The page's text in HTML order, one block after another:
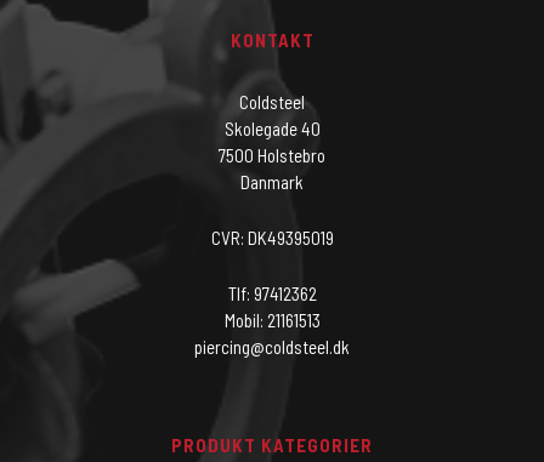
KONTAKT
Coldsteel
Skolegade 40
7500 Holstebro
Danmark
CVR: DK49395019
Tlf: 97412362
Mobil: 21161513
piercing@coldsteel.dk
PRODUKT KATEGORIER